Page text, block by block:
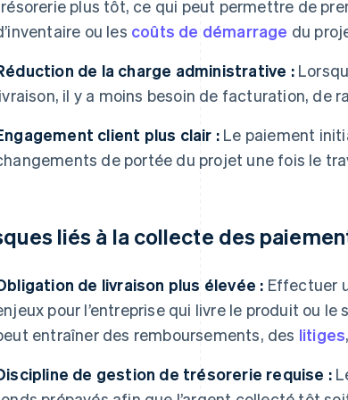
plus tôt, ce qui peut permettre de
ou les coûts de démarrage du
de la charge administrative :
il y a moins besoin de facturation, de
client plus clair : Le paiement
de portée du projet une fois le
liés à la collecte des
de livraison plus élevée : Effectuer
pour l’entreprise qui livre le produit ou
entraîner des remboursements, des litiges
de gestion de trésorerie requise :